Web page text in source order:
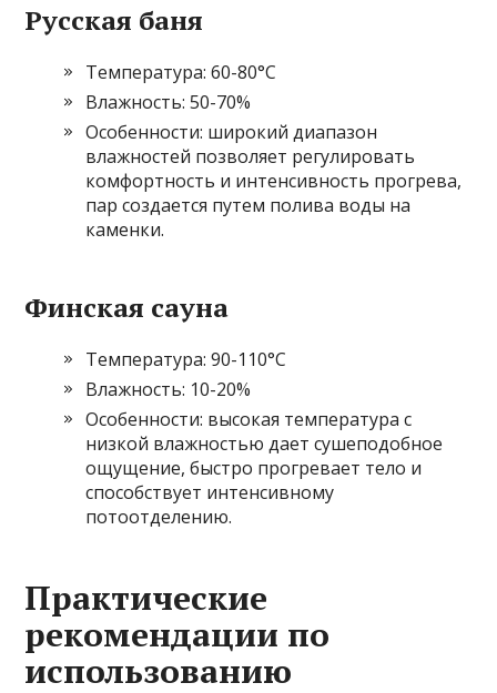
Русская баня
Температура: 60-80°C
Влажность: 50-70%
Особенности: широкий диапазон
влажностей позволяет регулировать
комфортность и интенсивность прогрева,
пар создается путем полива воды на
каменки.
Финская сауна
Температура: 90-110°C
Влажность: 10-20%
Особенности: высокая температура с
низкой влажностью дает сушеподобное
ощущение, быстро прогревает тело и
способствует интенсивному
потоотделению.
Практические
рекомендации по
использованию